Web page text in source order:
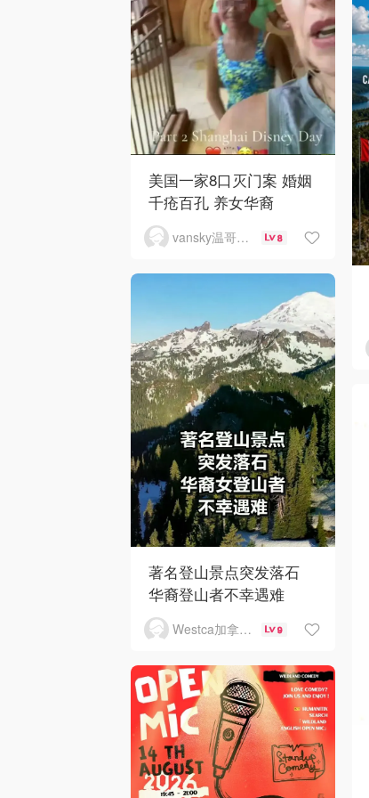
美国一家8口灭门案 婚姻
千疮百孔 养女华裔
vansky温哥华天空 8
著名登山景点突发落石
华裔登山者不幸遇难
Westca加拿大生活 9